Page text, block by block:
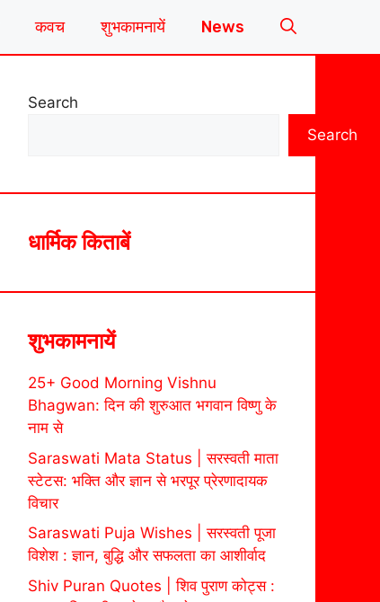
कवच शुभकामनायें News
Search
Search
धार्मिक किताबें
शुभकामनायें
25+ Good Morning Vishnu
Bhagwan: दिन की शुरुआत भगवान विष्णु के
नाम से
Saraswati Mata Status | सरस्वती माता
स्टेटस: भक्ति और ज्ञान से भरपूर प्रेरणादायक
विचार
Saraswati Puja Wishes | सरस्वती पूजा
विशेश : ज्ञान, बुद्धि और सफलता का आशीर्वाद
Shiv Puran Quotes | शिव पुराण कोट्स :